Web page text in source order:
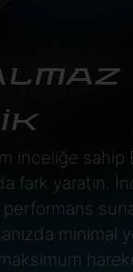
inceliğe sahip
fark yaratın.
minimal